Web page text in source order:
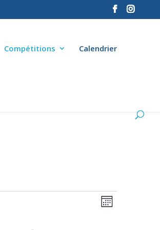
Compétitions Calendrier
Mois